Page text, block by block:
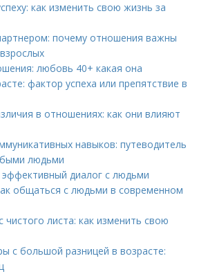
как изменить свою жизнь за
почему отношения важны
любовь 40+ какая она
фактор успеха или препятствие в
в отношениях: как они влияют
навыков: путеводитель
людьми
эффективный диалог с людьми
общаться с людьми в современном
чистого листа: как изменить свою
с большой разницей в возрасте: